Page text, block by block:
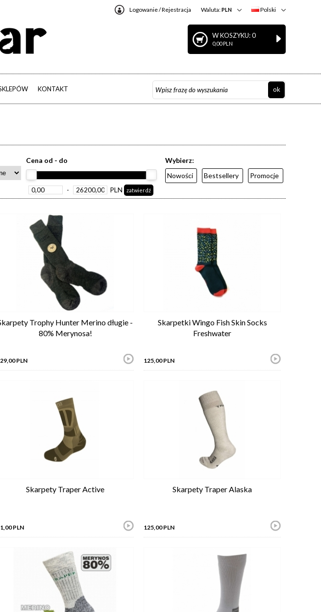
Logowanie/Rejestracja Waluta:PLN Polski
W KOSZYKU: 0
0,00 PLN
KONTAKT
Cena od - do
- PLN
Wybierz:
Nowości
Bestsellery Promocje
Trophy Hunter Merino długie -
80% Merynosa!
PLN
Skarpetki Wingo Fish Skin Socks
Freshwater
125,00 PLN
Skarpety Traper Active
PLN
Skarpety Traper Alaska
125,00 PLN